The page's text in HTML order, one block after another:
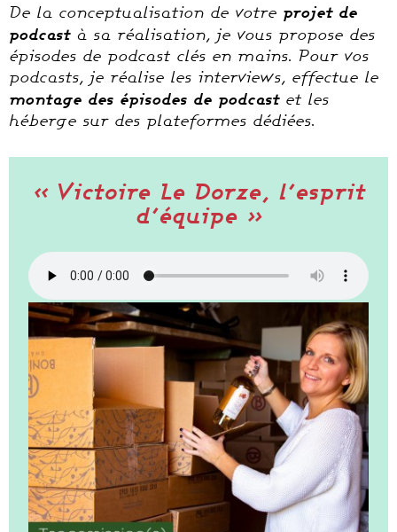
De la conceptualisation de votre projet de
podcastà sa réalisation, je vous propose des
épisodes de podcast clés en mains. Pour vos
podcasts, je réalise les interviews, effectue le
montage des épisodes de podcastet les
héberge sur des plateformes dédiées.
« Victoire Le Dorze, l’esprit
d’équipe »